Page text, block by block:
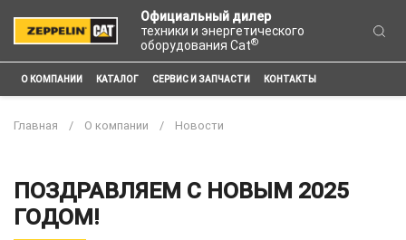
Официальный дилер
техники и энергетического
оборудования Cat®
О КОМПАНИИ КАТАЛОГ СЕРВИС И ЗАПЧАСТИ КОНТАКТЫ
Главная О компании Новости
ПОЗДРАВЛЯЕМ С НОВЫМ 2025
ГОДОМ!